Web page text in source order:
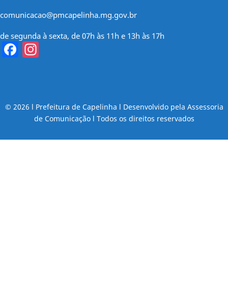
comunicacao@pmcapelinha.mg.gov.br
de segunda à sexta, de 07h às 11h e 13h às 17h
Facebook
© 2026 l Prefeitura de Capelinha l Desenvolvido pela Assessoria
de Comunicação l Todos os direitos reservados